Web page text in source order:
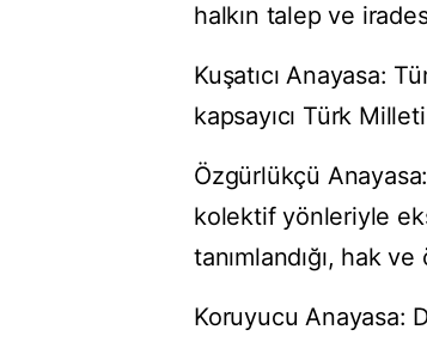
halkın talep ve
Kuşatıcı Anayasa:
kapsayıcı Türk
Özgürlükçü
kolektif yönleriyle
tanımlandığı, hak
Koruyucu Anayasa: